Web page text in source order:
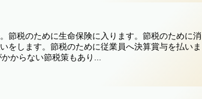
節税のために生命保険に入ります。節税のために消
をします。節税のために従業員へ決算賞与を払いま
からない節税策もあり...